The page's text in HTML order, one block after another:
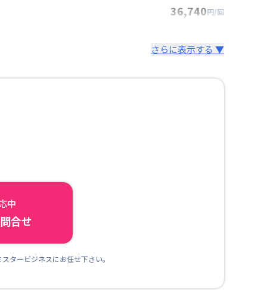
36,740円/回
さらに表示する ▼
中
合せ
タービジネスにお任せ下さい。